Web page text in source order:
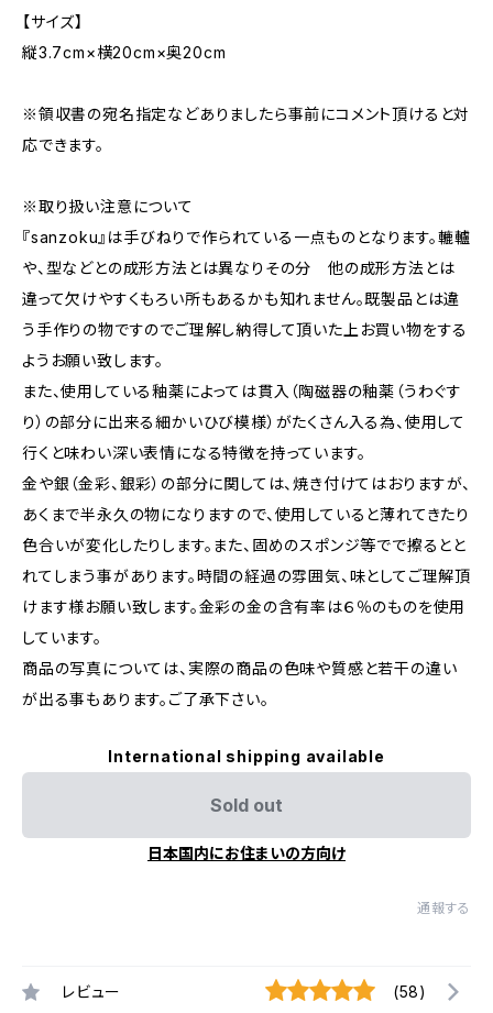
【サイズ】
縦3.7cm×横20cm×奥20cm
※領収書の宛名指定などありましたら事前にコメント頂けると対
応できます。
※取り扱い注意について
『sanzoku』は手びねりで作られている一点ものとなります。轆轤
や、型などとの成形方法とは異なりその分 他の成形方法とは
違って欠けやすくもろい所もあるかも知れません。既製品とは違
う手作りの物ですのでご理解し納得して頂いた上お買い物をする
ようお願い致します。
また、使用している釉薬によっては貫入（陶磁器の釉薬（うわぐす
り）の部分に出来る細かいひび模様）がたくさん入る為、使用して
行くと味わい深い表情になる特徴を持っています。
金や銀（金彩、銀彩）の部分に関しては、焼き付けてはおりますが、
あくまで半永久の物になりますので、使用していると薄れてきたり
色合いが変化したりします。また、固めのスポンジ等でで擦るとと
れてしまう事があります。時間の経過の雰囲気、味としてご理解頂
けます様お願い致します。金彩の金の含有率は６％のものを使用
しています。
商品の写真については、実際の商品の色味や質感と若干の違い
が出る事もあります。ご了承下さい。
International shipping available
Sold out
日本国内にお住まいの方向け
通報する
レビュー (58)